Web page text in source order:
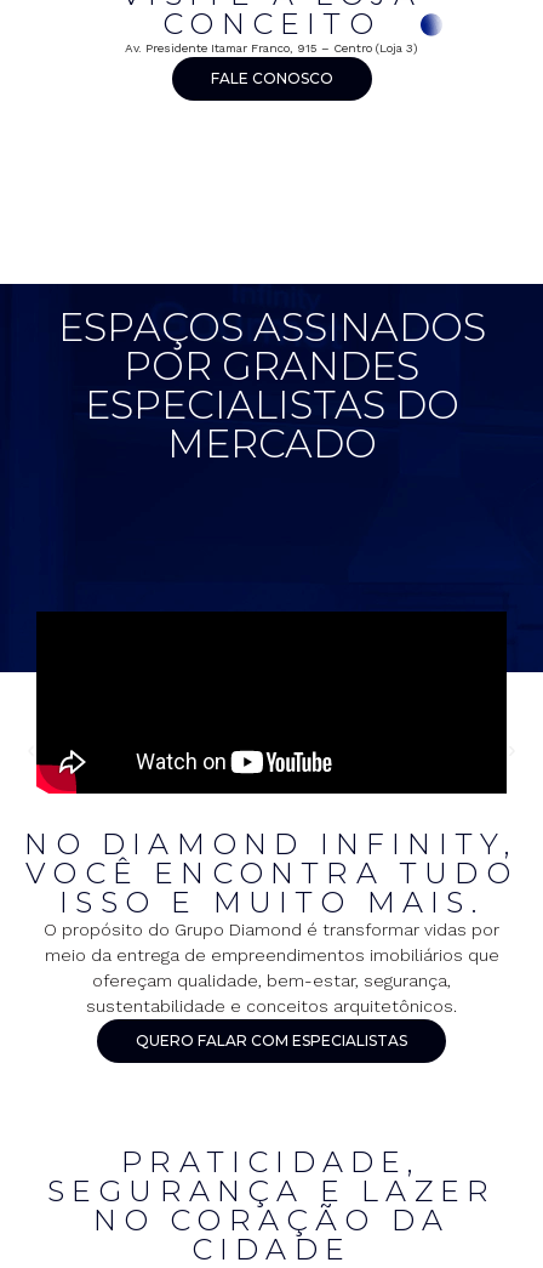
CONCEITO
Av. Presidente Itamar Franco, 915 – Centro (Loja 3)
FALE CONOSCO
ESPAÇOS ASSINADOS
POR GRANDES
ESPECIALISTAS DO
MERCADO
NO DIAMOND INFINITY,
VOCÊ ENCONTRA TUDO
ISSO E MUITO MAIS.
O propósito do Grupo Diamond é transformar vidas por
meio da entrega de empreendimentos imobiliários que
ofereçam qualidade, bem-estar, segurança,
sustentabilidade e conceitos arquitetônicos.
QUERO FALAR COM ESPECIALISTAS
PRATICIDADE,
SEGURANÇA E LAZER
NO CORAÇÃO DA
CIDADE